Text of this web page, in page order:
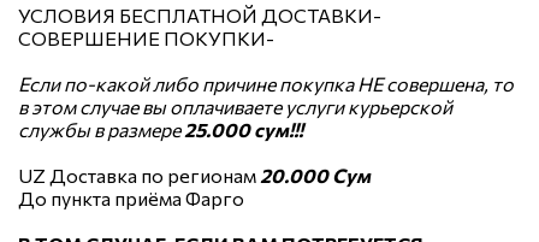
УСЛОВИЯ БЕСПЛАТНОЙ ДОСТАВКИ-
СОВЕРШЕНИЕ ПОКУПКИ-
Если по-какой либо причине покупка НЕ совершена, то
в этом случае вы оплачиваете услуги курьерской
службы в размере 25.000 сум!!!
UZ Доставка по регионам 20.000 Сум
До пункта приёма Фарго